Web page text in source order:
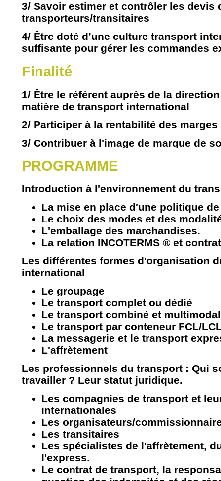
3/ Savoir estimer et contrôler les devis
transporteurs/transitaires
4/ Être doté d’une culture transport
suffisante pour gérer les commandes
Finalité
1/ Être le référent auprès de la
matière de transport international
2/ Participer à la rentabilité des
3/ Contribuer à l'image de marque de
PROGRAMME
Introduction à l'environnement du
La mise en place d'une politique
Le choix des modes et des
L'emballage des marchandises.
La relation INCOTERMS ® et
Les différentes formes d'organisation
international
Le groupage
Le transport complet ou dédié
Le transport combiné et multimodal
Le transport par conteneur FCL/
La messagerie et le transport
L'affrètement
Les professionnels du transport : Qui
travailler ? Leur statut juridique.
Les compagnies de transport et
internationales
Les organisateurs/
Les transitaires
Les spécialistes de l'affrètement,
l'express.
Le contrat de transport, la